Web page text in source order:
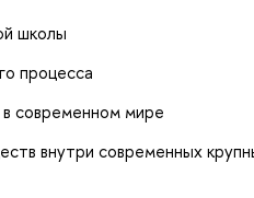
школы
процесса
современном мире
внутри современных